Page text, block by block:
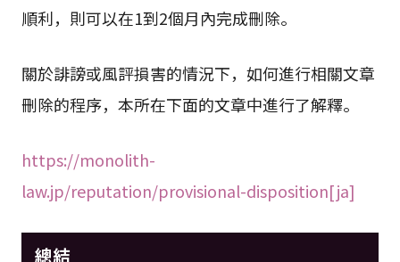
順利，則可以在1到2個月內完成刪除。
關於誹謗或風評損害的情況下，如何進行相關文章
刪除的程序，本所在下面的文章中進行了解釋。
https://monolith-
law.jp/reputation/provisional-disposition[ja]
總結